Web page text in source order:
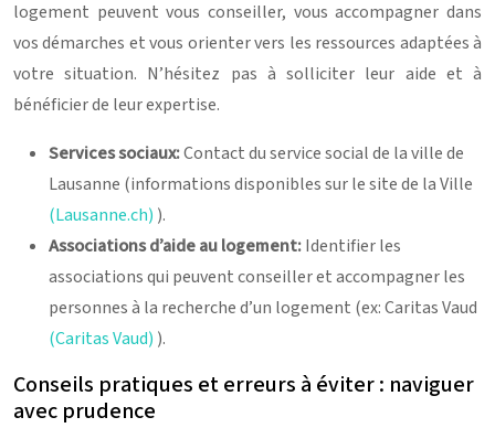
logement peuvent vous conseiller, vous accompagner dans
vos démarches et vous orienter vers les ressources adaptées à
votre situation. N’hésitez pas à solliciter leur aide et à
bénéficier de leur expertise.
Services sociaux:Contact du service social de la ville de
Lausanne (informations disponibles sur le site de la Ville
(Lausanne.ch) ).
Associations d’aide au logement:Identifier les
associations qui peuvent conseiller et accompagner les
personnes à la recherche d’un logement (ex: Caritas Vaud
(Caritas Vaud) ).
Conseils pratiques et erreurs à éviter : naviguer
avec prudence